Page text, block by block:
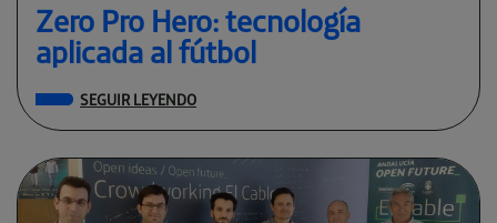
Zero Pro Hero: tecnología
aplicada al fútbol
SEGUIR LEYENDO